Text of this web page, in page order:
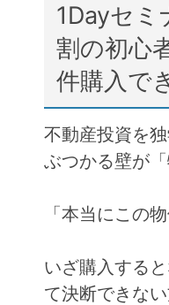
1Dayセミ
割の初心
件購入で
不動産投資を
ぶつかる壁が「
「本当にこの
いざ購入する
て決断できな